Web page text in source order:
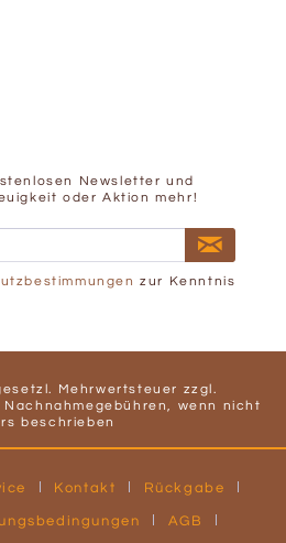
Newsletter und
oder Aktion mehr!
zur Kenntnis
Mehrwertsteuer zzgl.
Nachnahmegebühren, wenn nicht
beschrieben
Kontakt Rückgabe
AGB